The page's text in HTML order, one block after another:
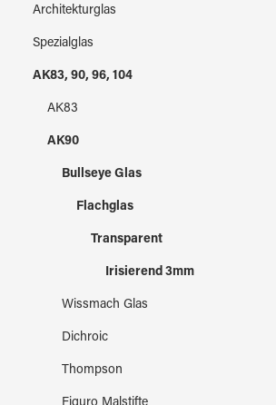
Architekturglas
Spezialglas
AK83, 90, 96, 104
AK83
AK90
Bullseye Glas
Flachglas
Transparent
Irisierend 3mm
Wissmach Glas
Dichroic
Thompson